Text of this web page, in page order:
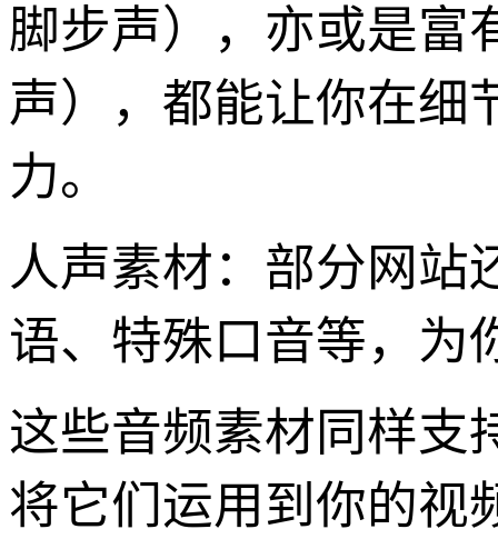
脚步声），亦或是富
声），都能让你在细
力。
人声素材：部分网站
语、特殊口音等，为
这些音频素材同样支
将它们运用到你的视